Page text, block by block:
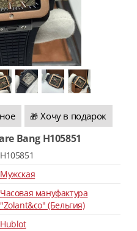
🎁 Хочу в подарок
Bang H105851
H105851
Мужская
Часовая мануфактура
"Zolant&co" (Бельгия)
Hublot